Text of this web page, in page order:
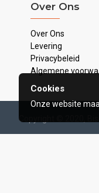
Over Ons
Over Ons
Levering
Privacybeleid
Algemene
Copyright © 2020,
Cookies
Onze website